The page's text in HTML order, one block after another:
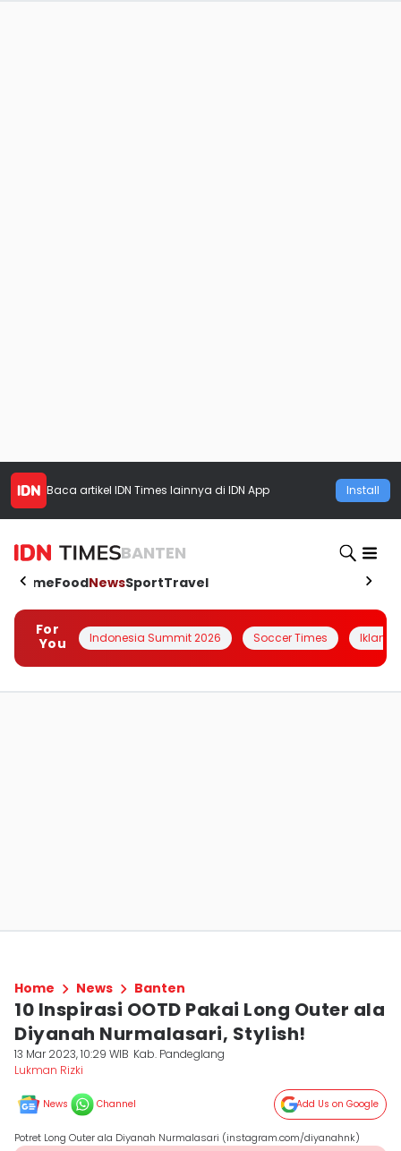
Baca artikel IDN Times lainnya di IDN App Install
BANTEN
HomeFoodNewsSportTravel
For
You
Indonesia Summit 2026 Soccer Times Iklanin
Home News Banten
10 Inspirasi OOTD Pakai Long Outer ala
Diyanah Nurmalasari, Stylish!
13 Mar 2023, 10:29 WIB Kab. Pandeglang
Lukman Rizki
News Channel Add Us on Google
Potret Long Outer ala Diyanah Nurmalasari (instagram.com/diyanahnk)